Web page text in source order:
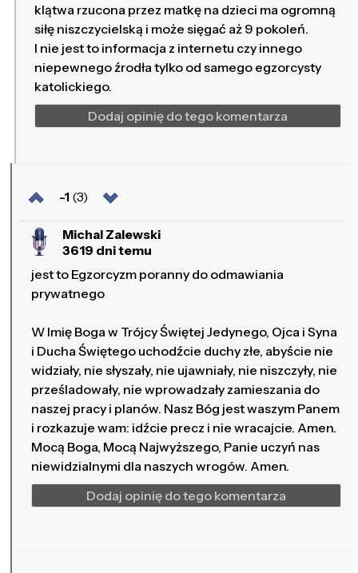
klątwa rzucona przez matkę na dzieci ma ogromną
siłę niszczycielską i może sięgać aż 9 pokoleń.
I nie jest to informacja z internetu czy innego
niepewnego źrodła tylko od samego egzorcysty
katolickiego.
Dodaj opinię do tego komentarza
-1(3)
Michal Zalewski
3619 dni temu
jest to Egzorcyzm poranny do odmawiania
prywatnego
W Imię Boga w Trójcy Świętej Jedynego, Ojca i Syna
i Ducha Świętego uchodźcie duchy złe, abyście nie
widziały, nie słyszały, nie ujawniały, nie niszczyły, nie
prześladowały, nie wprowadzały zamieszania do
naszej pracy i planów. Nasz Bóg jest waszym Panem
i rozkazuje wam: idźcie precz i nie wracajcie. Amen.
Mocą Boga, Mocą Najwyższego, Panie uczyń nas
niewidzialnymi dla naszych wrogów. Amen.
Dodaj opinię do tego komentarza